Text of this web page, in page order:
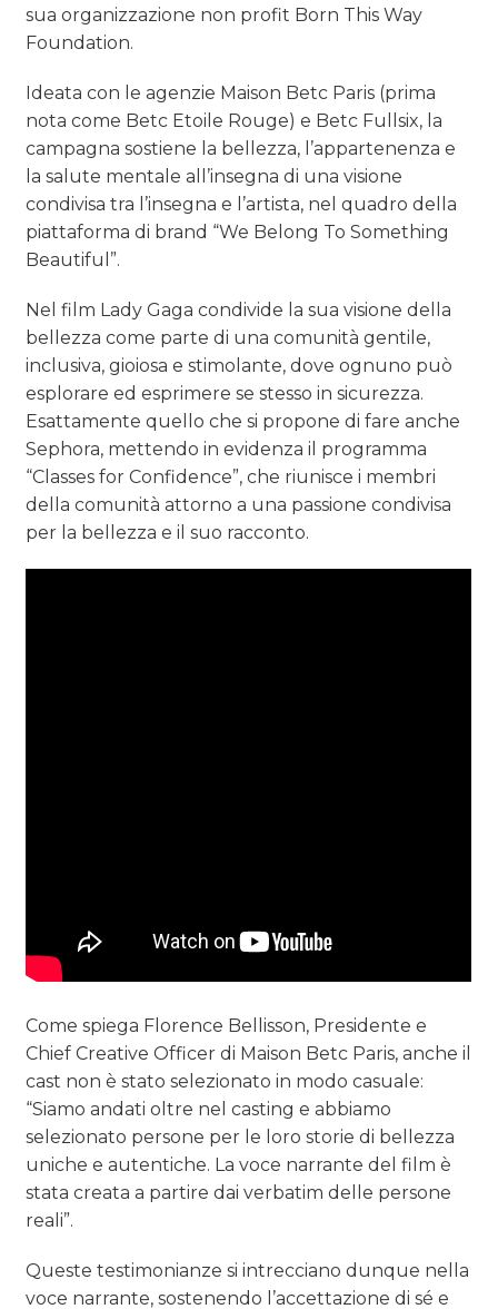
sua organizzazione non profit Born This Way
Foundation.
Ideata con le agenzie Maison Betc Paris (prima
nota come Betc Etoile Rouge) e Betc Fullsix, la
campagna sostiene la bellezza, l’appartenenza e
la salute mentale all’insegna di una visione
condivisa tra l’insegna e l’artista, nel quadro della
piattaforma di brand “We Belong To Something
Beautiful”.
Nel film Lady Gaga condivide la sua visione della
bellezza come parte di una comunità gentile,
inclusiva, gioiosa e stimolante, dove ognuno può
esplorare ed esprimere se stesso in sicurezza.
Esattamente quello che si propone di fare anche
Sephora, mettendo in evidenza il programma
“Classes for Confidence”, che riunisce i membri
della comunità attorno a una passione condivisa
per la bellezza e il suo racconto.
Come spiega Florence Bellisson, Presidente e
Chief Creative Officer di Maison Betc Paris, anche il
cast non è stato selezionato in modo casuale:
“Siamo andati oltre nel casting e abbiamo
selezionato persone per le loro storie di bellezza
uniche e autentiche. La voce narrante del film è
stata creata a partire dai verbatim delle persone
reali”.
Queste testimonianze si intrecciano dunque nella
voce narrante, sostenendo l’accettazione di sé e